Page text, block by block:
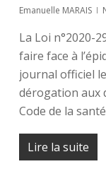
Emanuelle MARAIS
La Loi n°2020-
faire face à
journal officiel
dérogation aux
Code de la
Lire la suite